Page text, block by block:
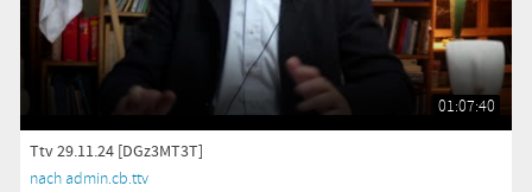
01:07:40
Ttv 29.11.24 [DGz3MT3T]
nach admin.cb.ttv